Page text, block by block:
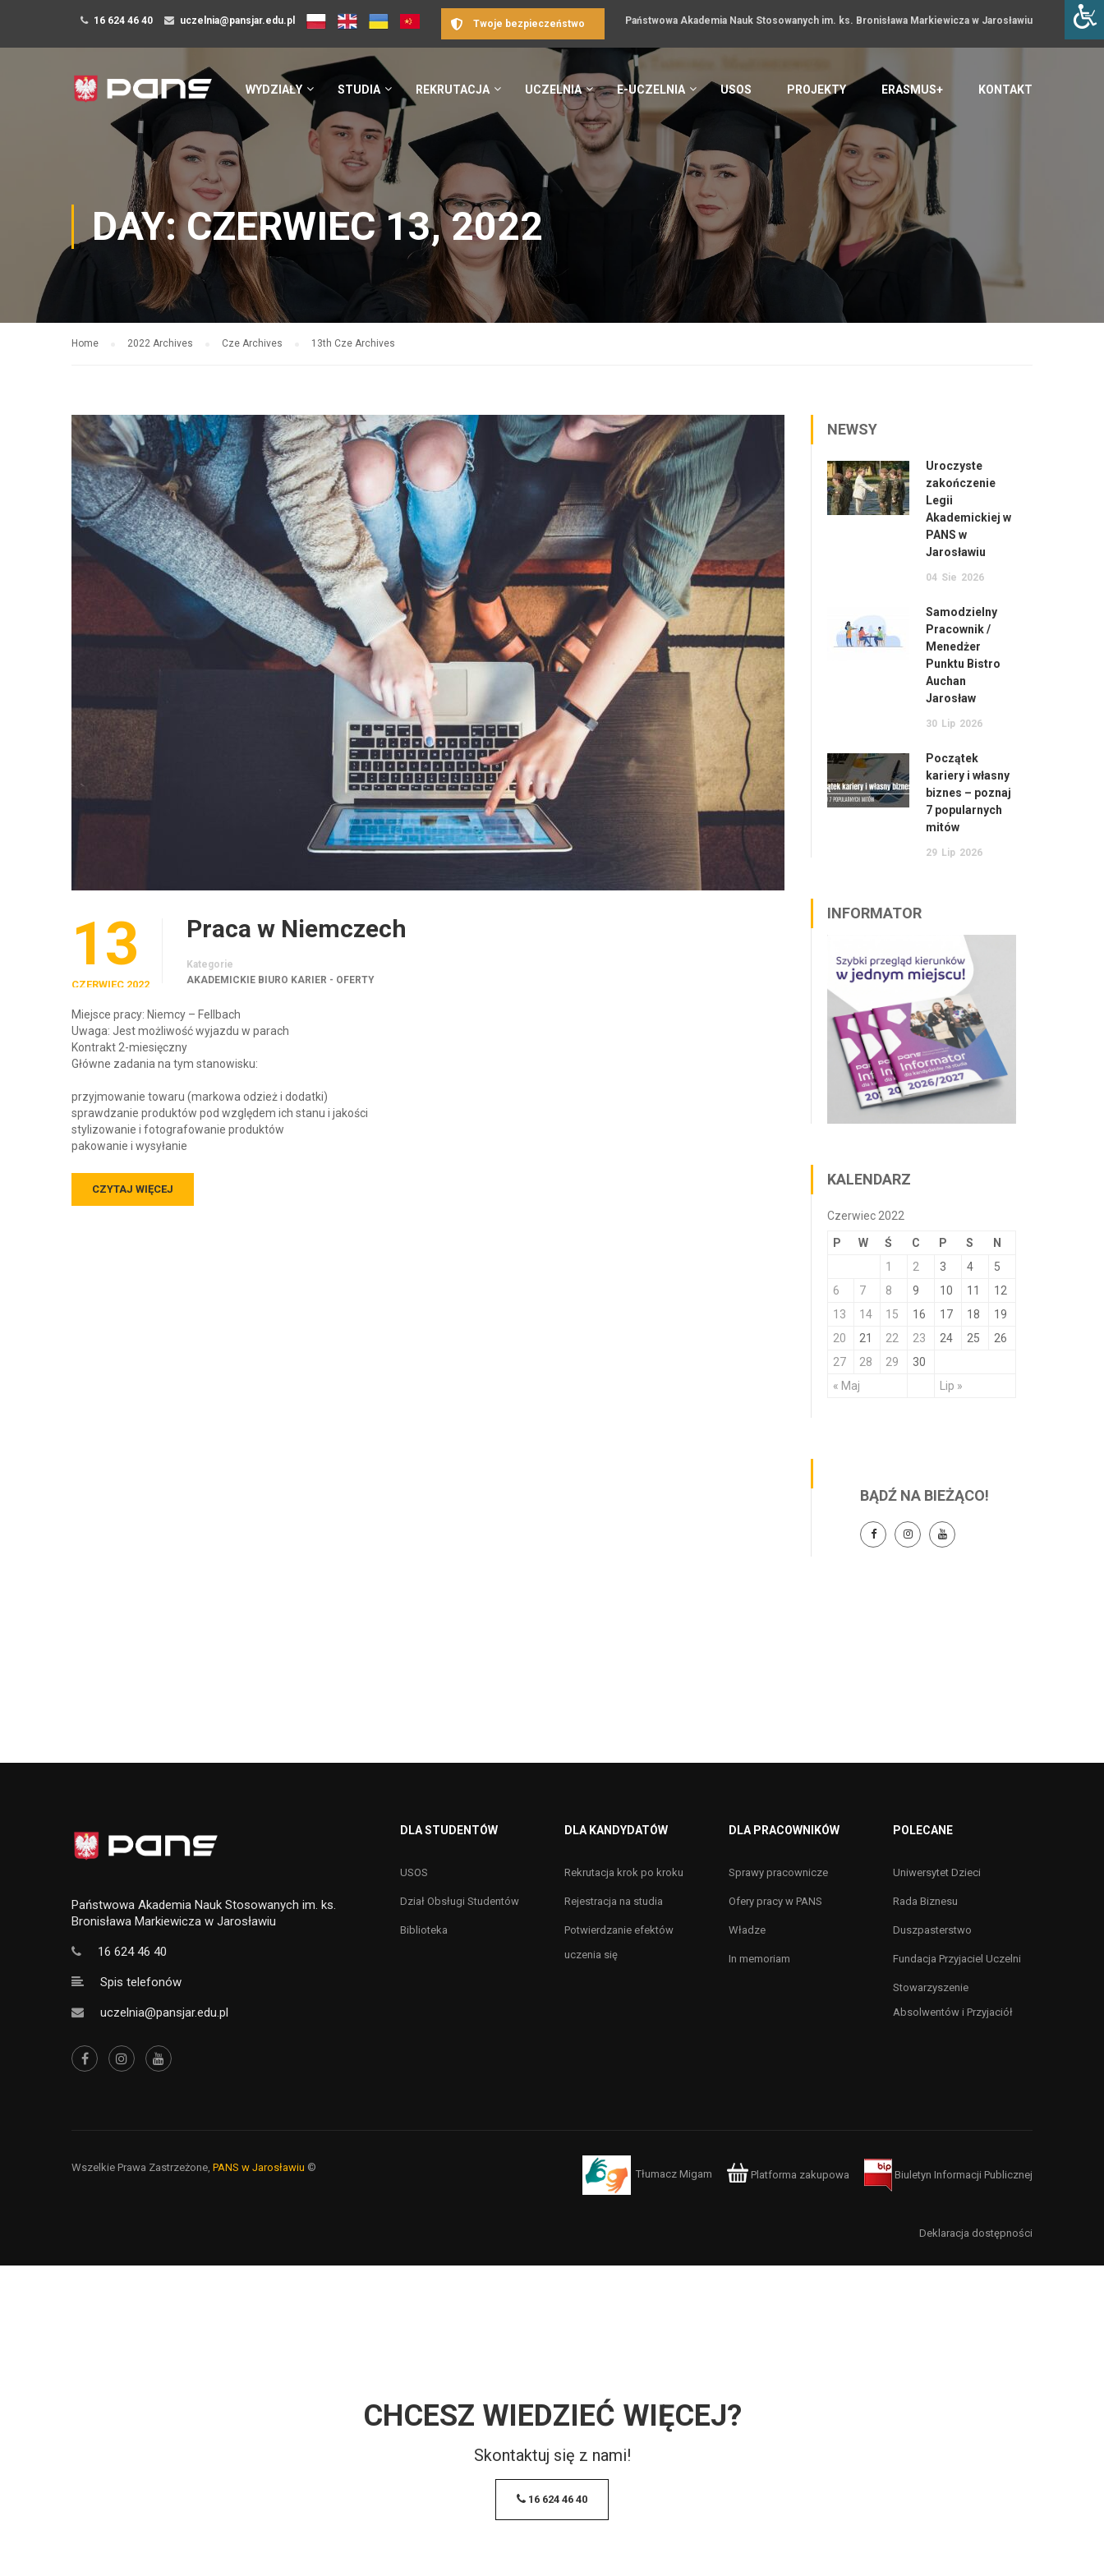
16 624 46 40 uczelnia@pansjar.edu.pl Państwowa Akademia Nauk Stosowanych im. ks. Bronisława Markiewicza w Jarosławiu
Twoje bezpieczeństwo
WYDZIAŁY STUDIA REKRUTACJA UCZELNIA E-UCZELNIA USOS PROJEKTY ERASMUS+ KONTAKT
DAY: CZERWIEC 13, 2022
Home 2022 Archives Cze Archives 13th Cze Archives
13
CZERWIEC 2022
Praca w Niemczech
Kategorie
AKADEMICKIE BIURO KARIER - OFERTY
Miejsce pracy: Niemcy – Fellbach
Uwaga: Jest możliwość wyjazdu w parach
Kontrakt 2-miesięczny
Główne zadania na tym stanowisku:
przyjmowanie towaru (markowa odzież i dodatki)
sprawdzanie produktów pod względem ich stanu i jakości
stylizowanie i fotografowanie produktów
pakowanie i wysyłanie
CZYTAJ WIĘCEJ
NEWSY
Uroczyste
zakończenie
Legii
Akademickiej w
PANS w
Jarosławiu
04 Sie 2026
Samodzielny
Pracownik /
Menedżer
Punktu Bistro
Auchan
Jarosław
30 Lip 2026
Początek
kariery i własny
biznes – poznaj
7 popularnych
mitów
29 Lip 2026
INFORMATOR
KALENDARZ
Czerwiec 2022
P W Ś C P S N
« Maj Lip »
1 2 3 4
5
6
7 8 9 10 11
12
13
14 15 16 17 18
19
20
21 22 23 24 25
26
27
28 29 30
BĄDŹ NA BIEŻĄCO!
Państwowa Akademia Nauk Stosowanych im. ks.
Bronisława Markiewicza w Jarosławiu
16 624 46 40
Spis telefonów
uczelnia@pansjar.edu.pl
DLA STUDENTÓW
USOS
Dział Obsługi Studentów
Biblioteka
DLA KANDYDATÓW
Rekrutacja krok po kroku
Rejestracja na studia
Potwierdzanie efektów
uczenia się
DLA PRACOWNIKÓW
Sprawy pracownicze
Ofery pracy w PANS
Władze
In memoriam
POLECANE
Uniwersytet Dzieci
Rada Biznesu
Duszpasterstwo
Fundacja Przyjaciel Uczelni
Stowarzyszenie
Absolwentów i Przyjaciół
Wszelkie Prawa Zastrzeżone, PANS w Jarosławiu ©
Tłumacz Migam Platforma zakupowa Biuletyn Informacji Publicznej
Deklaracja dostępności
CHCESZ WIEDZIEĆ WIĘCEJ?
Skontaktuj się z nami!
16 624 46 40